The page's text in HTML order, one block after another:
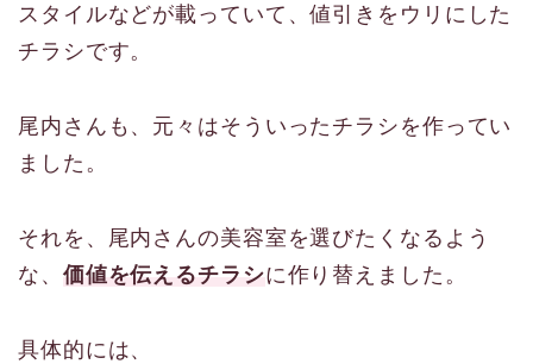
スタイルなどが載っていて、値引きをウリにした
チラシです。
尾内さんも、元々はそういったチラシを作ってい
ました。
それを、尾内さんの美容室を選びたくなるよう
な、 価値を伝えるチラシに作り替えました。
具体的には、